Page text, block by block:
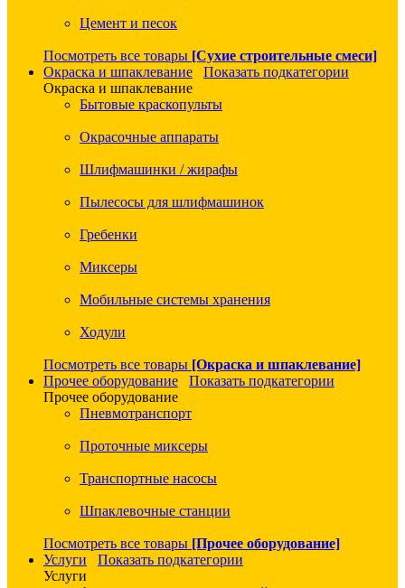
Цемент и песок
Посмотреть все товары [Сухие строительные смеси]
Окраска и шпаклевание
Показать подкатегории
Окраска и шпаклевание
Бытовые краскопульты
Окрасочные аппараты
Шлифмашинки / жирафы
Пылесосы для шлифмашинок
Гребенки
Миксеры
Мобильные системы хранения
Ходули
Посмотреть все товары [Окраска и шпаклевание]
Прочее оборудование
Показать подкатегории
Прочее оборудование
Пневмотранспорт
Проточные миксеры
Транспортные насосы
Шпаклевочные станции
Посмотреть все товары [Прочее оборудование]
Услуги
Показать подкатегории
Услуги